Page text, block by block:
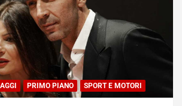
PRIMO PIANO SPORT E MOTORI